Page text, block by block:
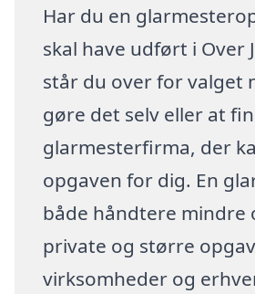
Har du en
skal have udført i Over
står du over for valget
gøre det selv eller at
glarmesterfirma, der
opgaven for dig. En
både håndtere mindre
private og større
virksomheder og